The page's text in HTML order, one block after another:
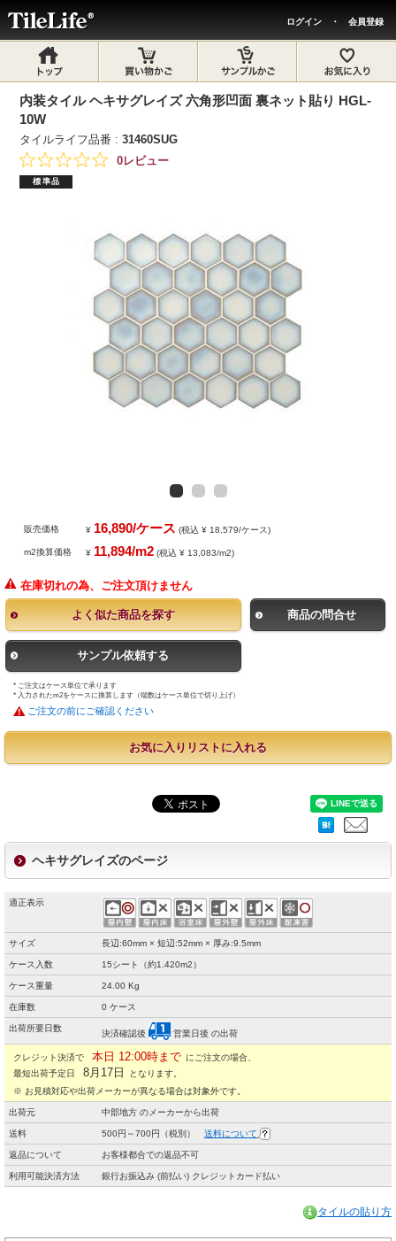
ログイン ・ 会員登録
内装タイル ヘキサグレイズ 六角形凹面 裏ネット貼り HGL-
10W
タイルライフ品番 :31460SUG
0レビュー
標準品
販売価格 ¥ 16,890/ケース (税込 ¥ 18,579/ケース)
m2換算価格 ¥ 11,894/m2 (税込 ¥ 13,083/m2)
在庫切れの為、ご注文頂けません
よく似た商品を探す 商品の問合せ
サンプル依頼する
* ご注文はケース単位で承ります
* 入力されたm2をケースに換算します（端数はケース単位で切り上げ）
ご注文の前にご確認ください
お気に入りリストに入れる
ヘキサグレイズのページ
適正表示
サイズ 長辺:60mm × 短辺:52mm × 厚み:9.5mm
ケース入数 15シート（約1.420m2）
ケース重量 24.00 Kg
在庫数 0 ケース
出荷所要日数
決済確認後 営業日後 の出荷
クレジット決済で 本日 12:00時まで にご注文の場合、
最短出荷予定日
8月17日
となります。
※ お見積対応や出荷メーカーが異なる場合は対象外です。
出荷元 中部地方 のメーカーから出荷
送料 500円～700円（税別） 送料について
返品について お客様都合での返品不可
利用可能決済方法 銀行お振込み (前払い) クレジットカード払い
タイルの貼り方